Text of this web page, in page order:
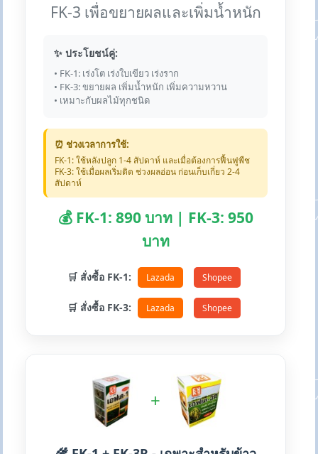
FK-3 เพื่อขยายผลและเพิ่มน้ำหนัก
✨ ประโยชน์คู่:
• FK-1: เร่งโต เร่งใบเขียว เร่งราก
• FK-3: ขยายผล เพิ่มน้ำหนัก เพิ่มความหวาน
• เหมาะกับผลไม้ทุกชนิด
⏰ ช่วงเวลาการใช้:
FK-1: ใช้หลังปลูก 1-4 สัปดาห์ และเมื่อต้องการฟื้นฟูพืช
FK-3: ใช้เมื่อผลเริ่มติด ช่วงผลอ่อน ก่อนเก็บเกี่ยว 2-4
สัปดาห์
💰 FK-1: 890 บาท | FK-3: 950
บาท
🛒 สั่งซื้อ FK-1: Lazada Shopee
🛒 สั่งซื้อ FK-3: Lazada Shopee
+